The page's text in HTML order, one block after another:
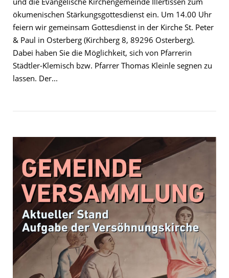
ökumenischen Stärkungsgottesdienst ein. Um 14.00 Uhr
feiern wir gemeinsam Gottesdienst in der Kirche St. Peter
& Paul in Osterberg (Kirchberg 8, 89296 Osterberg).
Dabei haben Sie die Möglichkeit, sich von Pfarrerin
Städtler-Klemisch bzw. Pfarrer Thomas Kleinle segnen zu
lassen. Der...
Open post